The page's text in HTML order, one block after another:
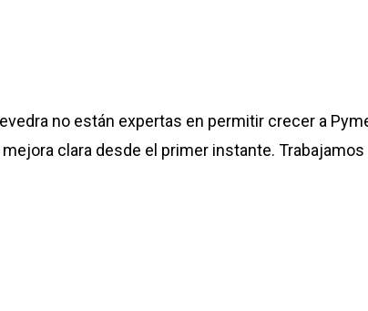
no están expertas en permitir crecer a
clara desde el primer instante.